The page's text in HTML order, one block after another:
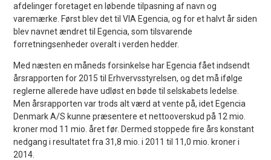
afdelinger foretaget en løbende tilpasning af navn og
varemærke. Først blev det til VIA Egencia, og for et halvt år siden
blev navnet ændret til Egencia, som tilsvarende
forretningsenheder overalt i verden hedder.
Med næsten en måneds forsinkelse har Egencia fået indsendt
årsrapporten for 2015 til Erhvervsstyrelsen, og det må ifølge
reglerne allerede have udløst en bøde til selskabets ledelse.
Men årsrapporten var trods alt værd at vente på, idet Egencia
Denmark A/S kunne præsentere et nettooverskud på 12 mio.
kroner mod 11 mio. året før. Dermed stoppede fire års konstant
nedgang i resultatet fra 31,8 mio. i 2011 til 11,0 mio. kroner i
2014.